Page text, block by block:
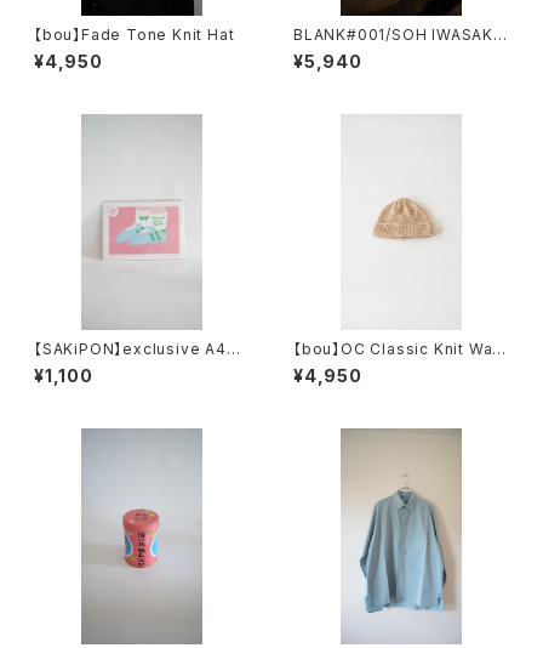
【bou】Fade Tone Knit Hat
¥4,950
BLANK#001/SOH IWASAKI
EROSION 02 岩肌
¥5,940
【SAKiPON】exclusive A4po
ster
¥1,100
【bou】OC Classic Knit Watc
h
¥4,950